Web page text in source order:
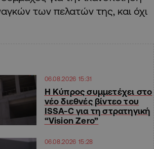
των πελατών της, και όχι
06.08.2026 15:31
Η Κύπρος συμμετέχει στο
νέο διεθνές βίντεο του
ISSA-C για τη στρατηγική
“Vision Zero”
06.08.2026 15:28